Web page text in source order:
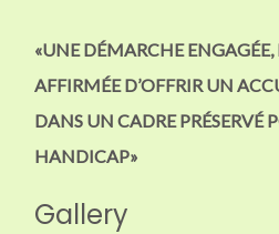
«UNE DÉMARCHE
AFFIRMÉE D’OFFRIR UN
DANS UN CADRE PRÉSERVÉ
HANDICAP»
Gallery